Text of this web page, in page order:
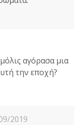
αγόρασα μια
την εποχή?
2019